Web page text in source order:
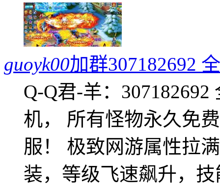
guoyk00加群307182692
Q-Q君-羊：
机， 所有怪物永久免
服！ 极致网游属性拉
装，等级飞速飙升，